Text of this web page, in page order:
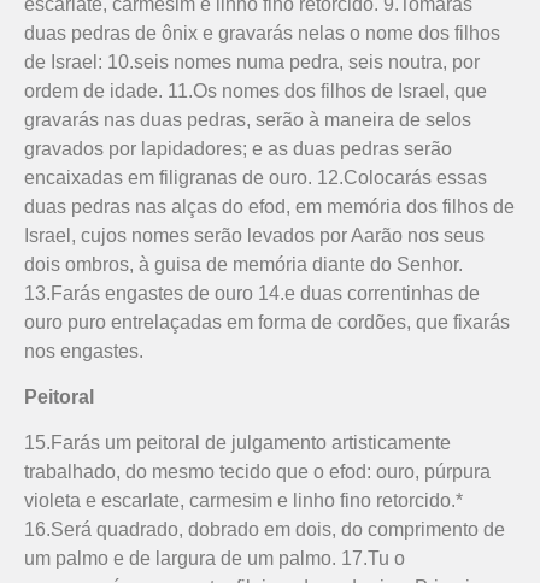
duas pedras de ônix e gravarás nelas o nome dos filhos
de Israel: 10.seis nomes numa pedra, seis noutra, por
ordem de idade. 11.Os nomes dos filhos de Israel, que
gravarás nas duas pedras, serão à maneira de selos
gravados por lapidadores; e as duas pedras serão
encaixadas em filigranas de ouro. 12.Colocarás essas
duas pedras nas alças do efod, em memória dos filhos de
Israel, cujos nomes serão levados por Aarão nos seus
dois ombros, à guisa de memória diante do Senhor.
13.Farás engastes de ouro 14.e duas correntinhas de
ouro puro entrelaçadas em forma de cordões, que fixarás
nos engastes.
Peitoral
15.Farás um peitoral de julgamento artisticamente
trabalhado, do mesmo tecido que o efod: ouro, púrpura
violeta e escarlate, carmesim e linho fino retorcido.*
16.Será quadrado, dobrado em dois, do comprimento de
um palmo e de largura de um palmo. 17.Tu o